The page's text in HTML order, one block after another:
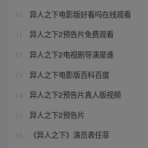
10 异人之下电影版好看吗在线观看
异人之下2预告片免费观看
12 异人之下2电视剧导演是谁
13 异人之下电影版百科百度
14 异人之下2预告片真人版视频
15 异人之下2预告片
16 《异人之下》演员表任菲